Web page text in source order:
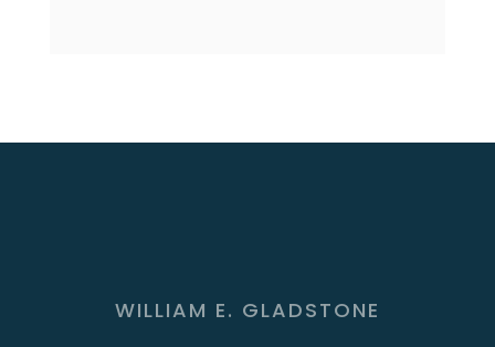
WILLIAM E. GLADSTONE